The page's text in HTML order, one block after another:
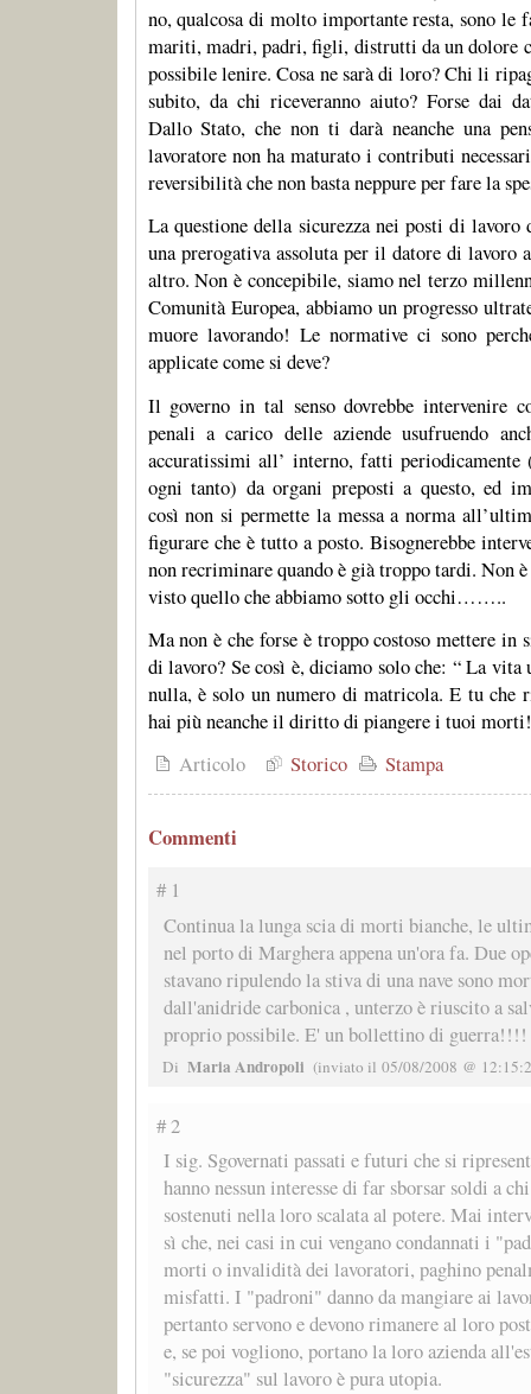
no, qualcosa di molto importante resta, sono le
mariti, madri, padri, figli, distrutti da un dolore
possibile lenire. Cosa ne sarà di loro? Chi li
subito, da chi riceveranno aiuto? Forse dai
Dallo Stato, che non ti darà neanche una
lavoratore non ha maturato i contributi
reversibilità che non basta neppure per fare la
La questione della sicurezza nei posti di lavoro
una prerogativa assoluta per il datore di lavoro
altro. Non è concepibile, siamo nel terzo
Comunità Europea, abbiamo un progresso
muore lavorando! Le normative ci sono
applicate come si deve?
Il governo in tal senso dovrebbe intervenire
penali a carico delle aziende usufruendo
accuratissimi all’ interno, fatti periodicamente
ogni tanto) da organi preposti a questo, ed
così non si permette la messa a norma
figurare che è tutto a posto. Bisognerebbe
non recriminare quando è già troppo tardi. Non
visto quello che abbiamo sotto gli occhi……..
Ma non è che forse è troppo costoso mettere in
di lavoro? Se così è, diciamo solo che: “ La vita
nulla, è solo un numero di matricola. E tu che
hai più neanche il diritto di piangere i tuoi
Articolo
Storico Stampa
Commenti
# 1
Continua la lunga scia di morti bianche, le
nel porto di Marghera appena un'ora fa. Due
stavano ripulendo la stiva di una nave sono
dall'anidride carbonica , unterzo è riuscito a
proprio possibile. E' un bollettino di guerra!!!!
Di Maria Andropoli (inviato il 05/08/2008 @
# 2
I sig. Sgovernati passati e futuri che si
hanno nessun interesse di far sborsar soldi a
sostenuti nella loro scalata al potere. Mai
sì che, nei casi in cui vengano condannati i
morti o invalidità dei lavoratori, paghino
misfatti. I "padroni" danno da mangiare ai
pertanto servono e devono rimanere al loro
e, se poi vogliono, portano la loro azienda
"sicurezza" sul lavoro è pura utopia.